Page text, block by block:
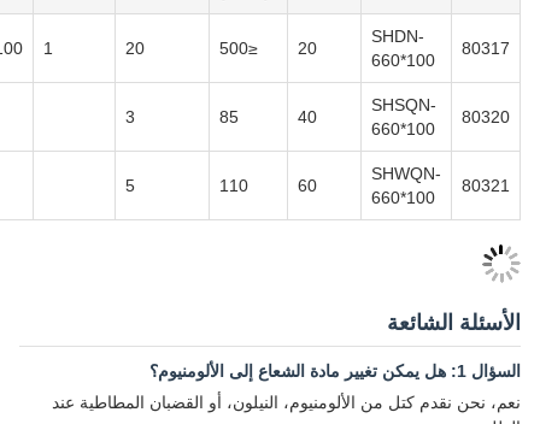
20
20
Φ660*Φ560*100
40
60
5
من الألومنيوم، النيلون، أو القضبان المطاطية عند